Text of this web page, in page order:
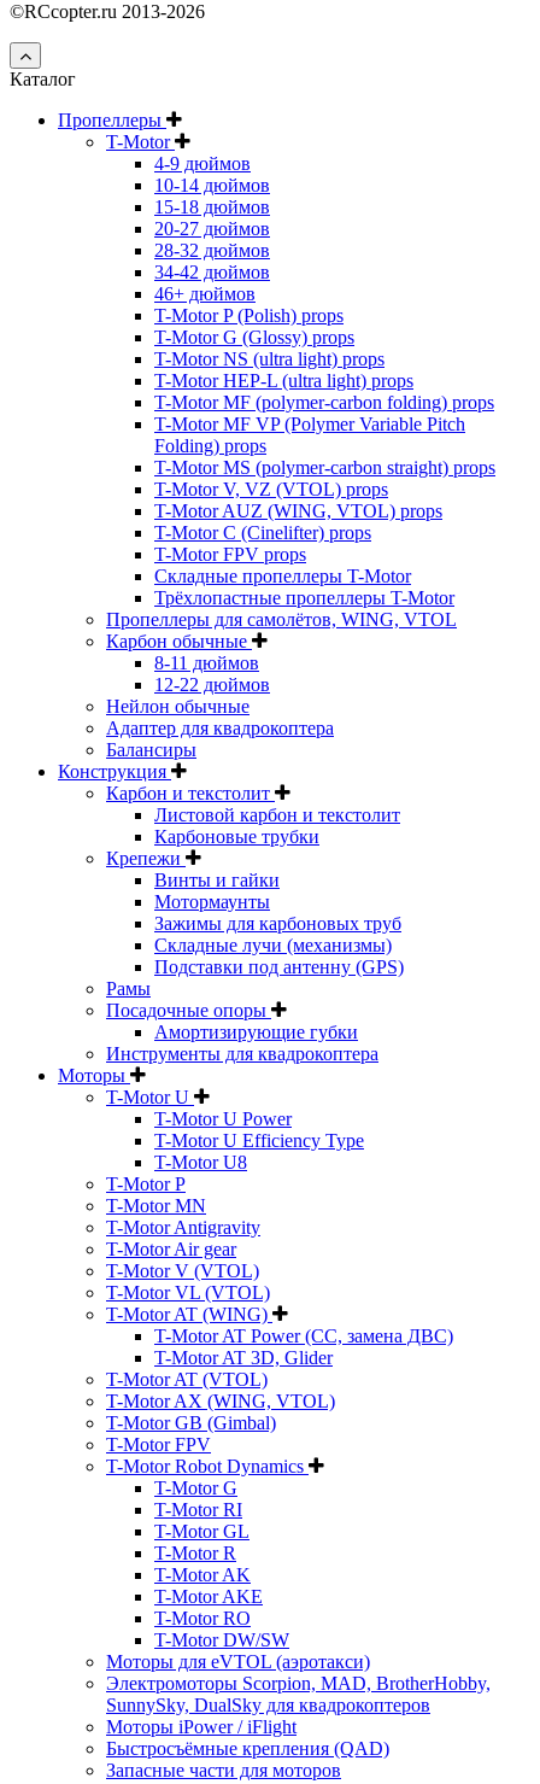
©RCcopter.ru 2013-2026
Каталог
Пропеллеры
T-Motor
4-9 дюймов
10-14 дюймов
15-18 дюймов
20-27 дюймов
28-32 дюймов
34-42 дюймов
46+ дюймов
T-Motor P (Polish) props
T-Motor G (Glossy) props
T-Motor NS (ultra light) props
T-Motor HEP-L (ultra light) props
T-Motor MF (polymer-carbon folding) props
T-Motor MF VP (Polymer Variable Pitch
Folding) props
T-Motor MS (polymer-carbon straight) props
T-Motor V, VZ (VTOL) props
T-Motor AUZ (WING, VTOL) props
T-Motor C (Cinelifter) props
T-Motor FPV props
Складные пропеллеры T-Motor
Трёхлопастные пропеллеры T-Motor
Пропеллеры для самолётов, WING, VTOL
Карбон обычные
8-11 дюймов
12-22 дюймов
Нейлон обычные
Адаптер для квадрокоптера
Балансиры
Конструкция
Карбон и текстолит
Листовой карбон и текстолит
Карбоновые трубки
Крепежи
Винты и гайки
Мотормаунты
Зажимы для карбоновых труб
Складные лучи (механизмы)
Подставки под антенну (GPS)
Рамы
Посадочные опоры
Амортизирующие губки
Инструменты для квадрокоптера
Моторы
T-Motor U
T-Motor U Power
T-Motor U Efficiency Type
T-Motor U8
T-Motor P
T-Motor MN
T-Motor Antigravity
T-Motor Air gear
T-Motor V (VTOL)
T-Motor VL (VTOL)
T-Motor AT (WING)
T-Motor AT Power (CC, замена ДВС)
T-Motor AT 3D, Glider
T-Motor AT (VTOL)
T-Motor AX (WING, VTOL)
T-Motor GB (Gimbal)
T-Motor FPV
T-Motor Robot Dynamics
T-Motor G
T-Motor RI
T-Motor GL
T-Motor R
T-Motor AK
T-Motor AKE
T-Motor RO
T-Motor DW/SW
Моторы для eVTOL (аэротакси)
Электромоторы Scorpion, MAD, BrotherHobby,
SunnySky, DualSky для квадрокоптеров
Моторы iPower / iFlight
Быстросъёмные крепления (QAD)
Запасные части для моторов